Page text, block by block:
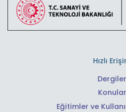
Hızlı
Dergiler
Konular
Eğitimler ve